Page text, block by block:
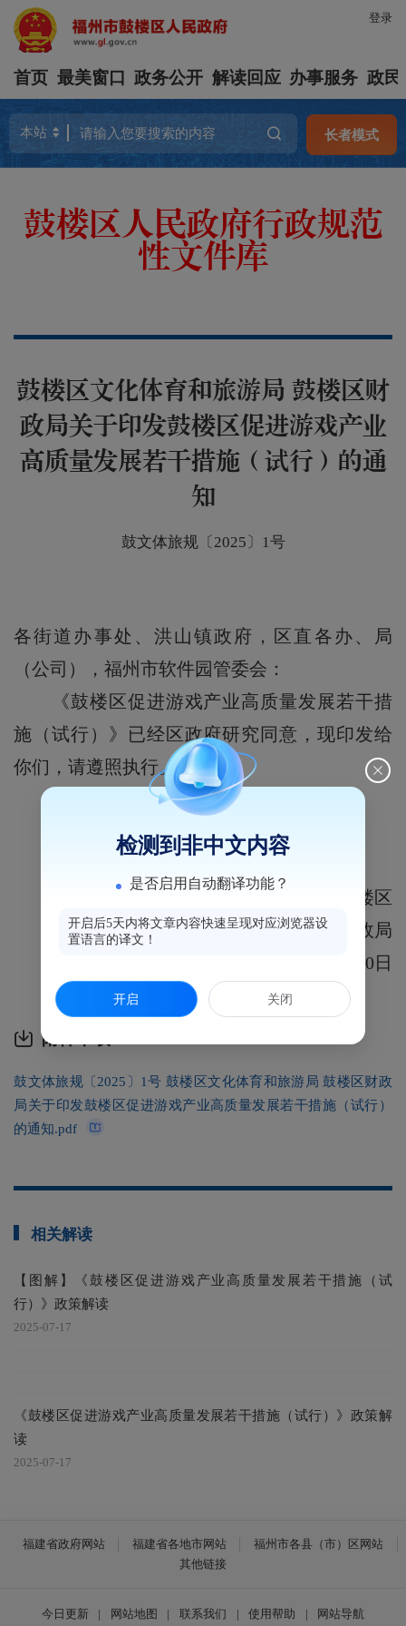
登录
首页 最美窗口 政务公开 解读回应 办事服务 政民
长者模式
鼓楼区人民政府行政规范
性文件库
鼓楼区文化体育和旅游局 鼓楼区财
政局关于印发鼓楼区促进游戏产业
高质量发展若干措施（试行）的通
知
鼓文体旅规〔2025〕1号
各街道办事处、洪山镇政府，区直各办、局
（公司），福州市软件园管委会：
《鼓楼区促进游戏产业高质量发展若干措
施（试行）》已经区政府研究同意，现印发给
你们，请遵照执行。
福州市鼓楼区 福州市鼓楼区
文化体育和旅游局 财政局
2025年6月30日
（此件主动公开）
附件下载
鼓文体旅规〔2025〕1号 鼓楼区文化体育和旅游局 鼓楼区财政
局关于印发鼓楼区促进游戏产业高质量发展若干措施（试行）
的通知.pdf
相关解读
【图解】《鼓楼区促进游戏产业高质量发展若干措施（试
行）》政策解读
2025-07-17
《鼓楼区促进游戏产业高质量发展若干措施（试行）》政策解
读
2025-07-17
福建省政府网站 福建省各地市网站
福州市各县（市）区网站
其他链接
今日更新 | 网站地图 | 联系我们 | 使用帮助 | 网站导航
检测到非中文内容
是否启用自动翻译功能？
开启后5天内将文章内容快速呈现对应浏览器设
置语言的译文！
开启 关闭